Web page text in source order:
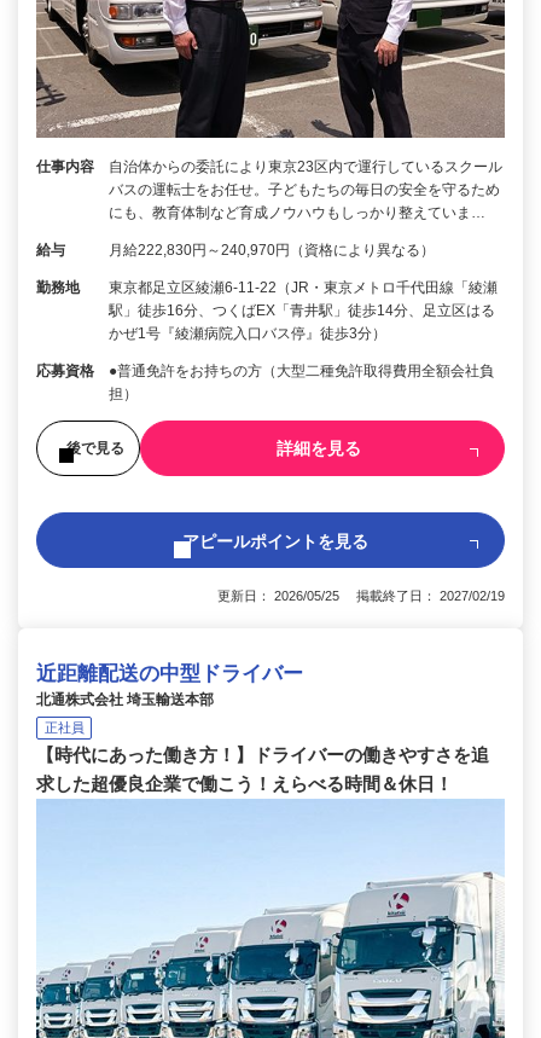
仕事内容
自治体からの委託により東京23区内で運行しているスクール
バスの運転士をお任せ。子どもたちの毎日の安全を守るため
にも、教育体制など育成ノウハウもしっかり整えていま…
給与 月給222,830円～240,970円（資格により異なる）
勤務地
東京都足立区綾瀬6-11-22（JR・東京メトロ千代田線「綾瀬
駅」徒歩16分、つくばEX「青井駅」徒歩14分、足立区はる
かぜ1号『綾瀬病院入口バス停』徒歩3分）
応募資格
●普通免許をお持ちの方（大型二種免許取得費用全額会社負
担）
後で見る 詳細を見る
アピールポイントを見る
更新日： 2026/05/25 掲載終了日： 2027/02/19
近距離配送の中型ドライバー
北通株式会社 埼玉輸送本部
正社員
【時代にあった働き方！】ドライバーの働きやすさを追
求した超優良企業で働こう！えらべる時間＆休日！